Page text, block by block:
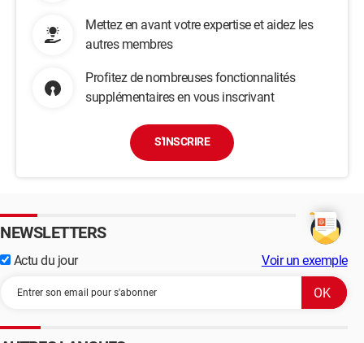
Mettez en avant votre expertise et aidez les
autres membres
Profitez de nombreuses fonctionnalités
supplémentaires en vous inscrivant
S'INSCRIRE
NEWSLETTERS
Actu du jour Voir un exemple